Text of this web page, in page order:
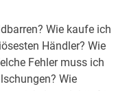
Wie kaufe ich
Händler? Wie
Fehler muss ich
Wie